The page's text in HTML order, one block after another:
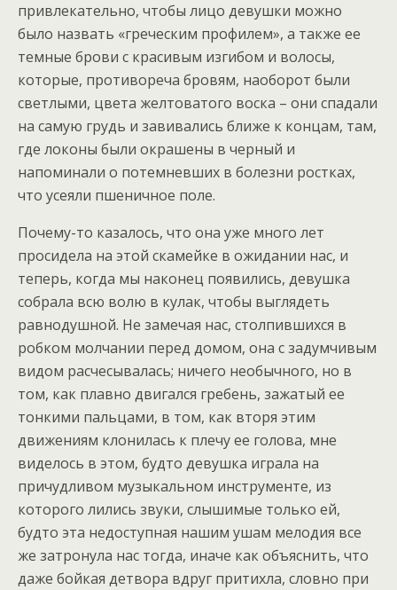
привлекательно, чтобы лицо девушки можно
было назвать «греческим профилем», а также ее
темные брови с красивым изгибом и волосы,
которые, противореча бровям, наоборот были
светлыми, цвета желтоватого воска – они спадали
на самую грудь и завивались ближе к концам, там,
где локоны были окрашены в черный и
напоминали о потемневших в болезни ростках,
что усеяли пшеничное поле.
Почему-то казалось, что она уже много лет
просидела на этой скамейке в ожидании нас, и
теперь, когда мы наконец появились, девушка
собрала всю волю в кулак, чтобы выглядеть
равнодушной. Не замечая нас, столпившихся в
робком молчании перед домом, она с задумчивым
видом расчесывалась; ничего необычного, но в
том, как плавно двигался гребень, зажатый ее
тонкими пальцами, в том, как вторя этим
движениям клонилась к плечу ее голова, мне
виделось в этом, будто девушка играла на
причудливом музыкальном инструменте, из
которого лились звуки, слышимые только ей,
будто эта недоступная нашим ушам мелодия все
же затронула нас тогда, иначе как объяснить, что
даже бойкая детвора вдруг притихла, словно при